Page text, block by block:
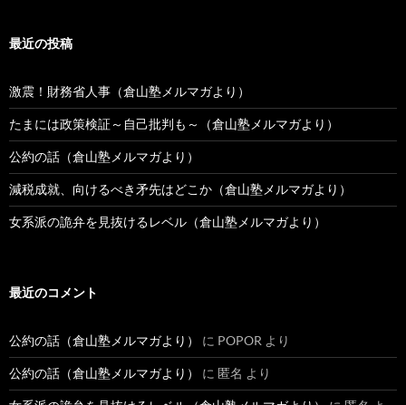
最近の投稿
激震！財務省人事（倉山塾メルマガより）
たまには政策検証～自己批判も～（倉山塾メルマガより）
公約の話（倉山塾メルマガより）
減税成就、向けるべき矛先はどこか（倉山塾メルマガより）
女系派の詭弁を見抜けるレベル（倉山塾メルマガより）
最近のコメント
公約の話（倉山塾メルマガより） に POPOR より
公約の話（倉山塾メルマガより） に 匿名 より